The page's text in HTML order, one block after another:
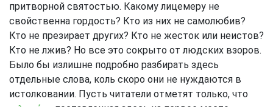
притворной святостью. Какому лицемеру не
свойственна гордость? Кто из них не самолюбив?
Кто не презирает других? Кто не жесток или неистов?
Кто не лжив? Но все это сокрыто от людских взоров.
Было бы излишне подробно разбирать здесь
отдельные слова, коль скоро они не нуждаются в
истолковании. Пусть читатели отметят только, что